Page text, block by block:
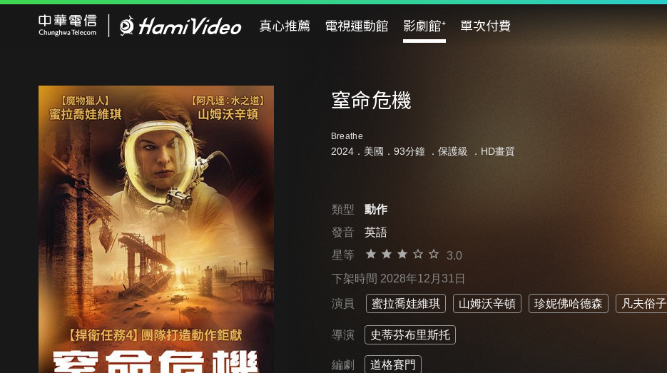
真心推薦 電視運動館 影劇館⁺ 單次付費
窒命危機
Breathe
2024．美國．93分鐘 ． 保護級 ．HD畫質
類型
動作
發音
英語
星等
3.0
下架時間 2028年12月31日
演員 蜜拉喬娃維琪 山姆沃辛頓 珍妮佛哈德森 凡夫俗子
導演 史蒂芬布里斯托
編劇 道格賽門